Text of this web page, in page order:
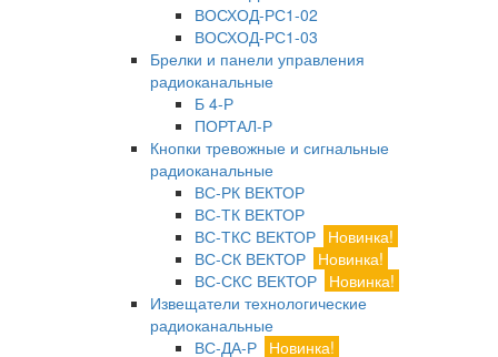
ВОСХОД-РС1-02
ВОСХОД-РС1-03
Брелки и панели управления
радиоканальные
Б 4-Р
ПОРТАЛ-Р
Кнопки тревожные и сигнальные
радиоканальные
ВС-РК ВЕКТОР
ВС-ТК ВЕКТОР
ВС-ТКС ВЕКТОР Новинка!
ВС-СК ВЕКТОР Новинка!
ВС-СКС ВЕКТОР Новинка!
Извещатели технологические
радиоканальные
ВС-ДА-Р Новинка!